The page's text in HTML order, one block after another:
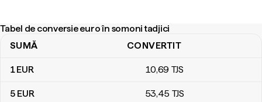
Tabel de conversie euro în somoni tadjici
Tabel de conversie euro în somoni tadjici
SUMĂ CONVERTIT
1EUR 10,69 TJS
5 EUR 53,45 TJS